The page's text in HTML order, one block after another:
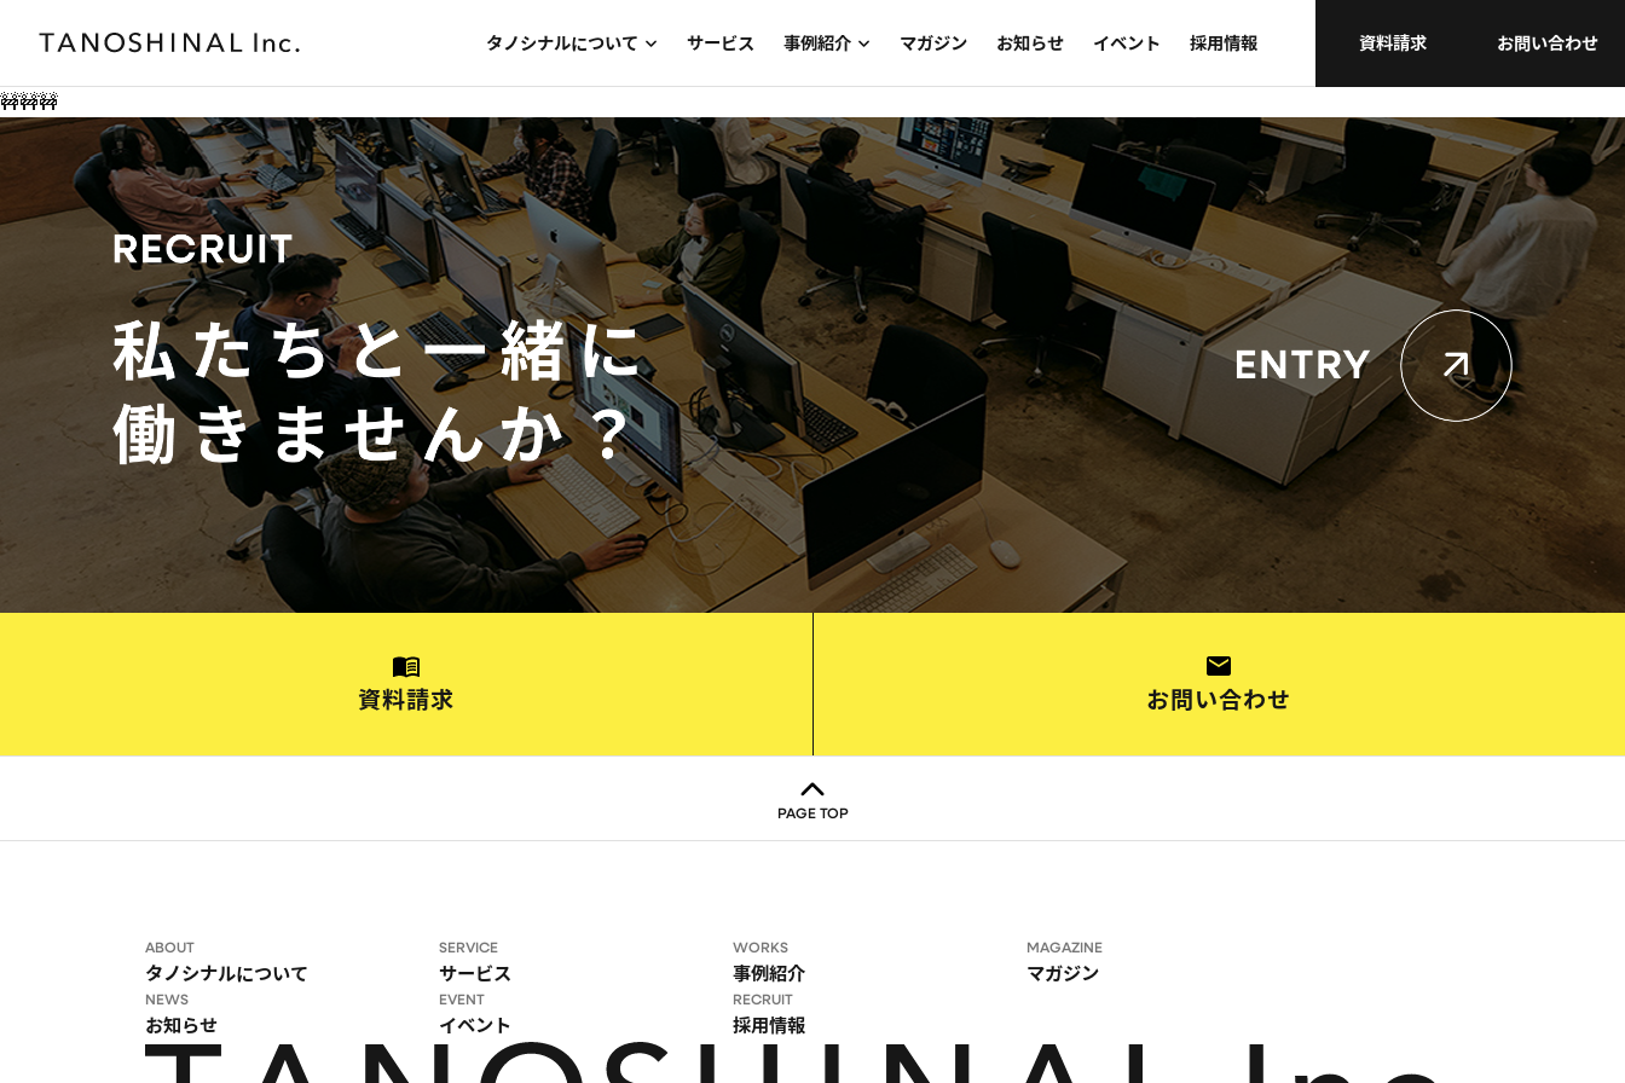
タノシナルについて
ABOUT
タノシナルについて メッセージ メンバー
メンバー一覧
会社概要
ブランド
CASICAブランドサイト
アクセス
サービス 事例紹介
WORKS
事例紹介 入社式・内定式 グローバルコンテンツ タウンホールミーティング
社員総会・キックオフ 経営層メッセージ 表彰式・アワード
トークセッション ナレッジ・ノウハウ共有 グループ・事業部間連携
ファミリーデー 社内報
マガジン お知らせ イベント 採用情報 資料請求 お問い合わせ
🚧🚧🚧
資料請求 お問い合わせ
PAGE TOP
ABOUT
タノシナルについて
SERVICE
サービス
WORKS
事例紹介
MAGAZINE
マガジン
NEWS
お知らせ
EVENT
イベント
RECRUIT
採用情報